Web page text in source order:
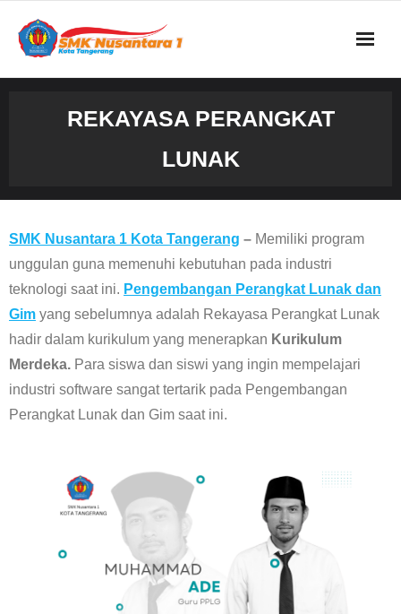
content
REKAYASA PERANGKAT
LUNAK
SMK Nusantara 1 Kota Tangerang – Memiliki program
unggulan guna memenuhi kebutuhan pada industri
teknologi saat ini. Pengembangan Perangkat Lunak dan
Gim yang sebelumnya adalah Rekayasa Perangkat Lunak
hadir dalam kurikulum yang menerapkan Kurikulum
Merdeka. Para siswa dan siswi yang ingin mempelajari
industri software sangat tertarik pada Pengembangan
Perangkat Lunak dan Gim saat ini.